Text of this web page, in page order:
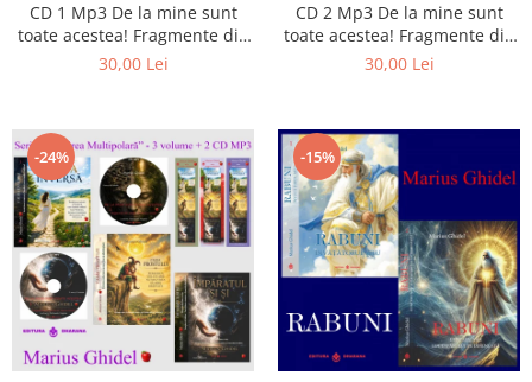
CD 1 Mp3 De la mine sunt
toate acestea! Fragmente din
cărțile lui Marius Ghidel
30,00 Lei
CD 2 Mp3 De la mine sunt
toate acestea! Fragmente din
cărțile lui Marius Ghidel
30,00 Lei
-24% -15%